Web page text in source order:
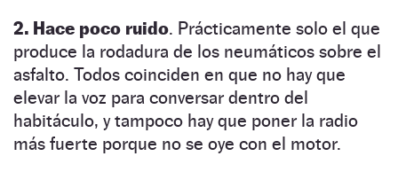
2. Hace poco ruido. Prácticamente solo el que
produce la rodadura de los neumáticos sobre el
asfalto. Todos coinciden en que no hay que
elevar la voz para conversar dentro del
habitáculo, y tampoco hay que poner la radio
más fuerte porque no se oye con el motor.